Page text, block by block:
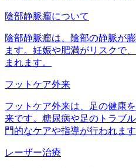
陰部静脈瘤について
陰部静脈瘤は、陰部の静脈が
ます。妊娠や肥満がリスクで
まれます。
フットケア外来
フットケア外来は、足の健康
来です。糖尿病や足のトラブ
門的なケアや指導が行われます
レーザー治療